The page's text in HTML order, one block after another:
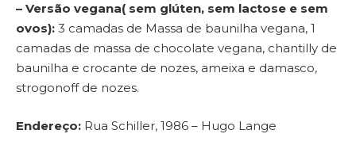
– Versão vegana( sem glúten, sem lactose e sem
ovos): 3 camadas de Massa de baunilha vegana, 1
camadas de massa de chocolate vegana, chantilly de
baunilha e crocante de nozes, ameixa e damasco,
strogonoff de nozes.
Endereço: Rua Schiller, 1986 – Hugo Lange